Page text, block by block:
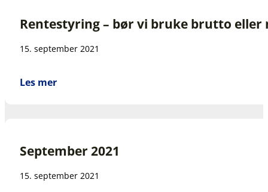
Rentestyring – bør vi bruke brutto
15. september 2021
Les mer
September 2021
15. september 2021